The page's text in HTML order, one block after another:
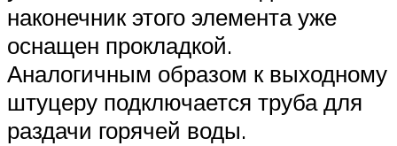
наконечник этого элемента уже
оснащен прокладкой.
Аналогичным образом к выходному
штуцеру подключается труба для
раздачи горячей воды.